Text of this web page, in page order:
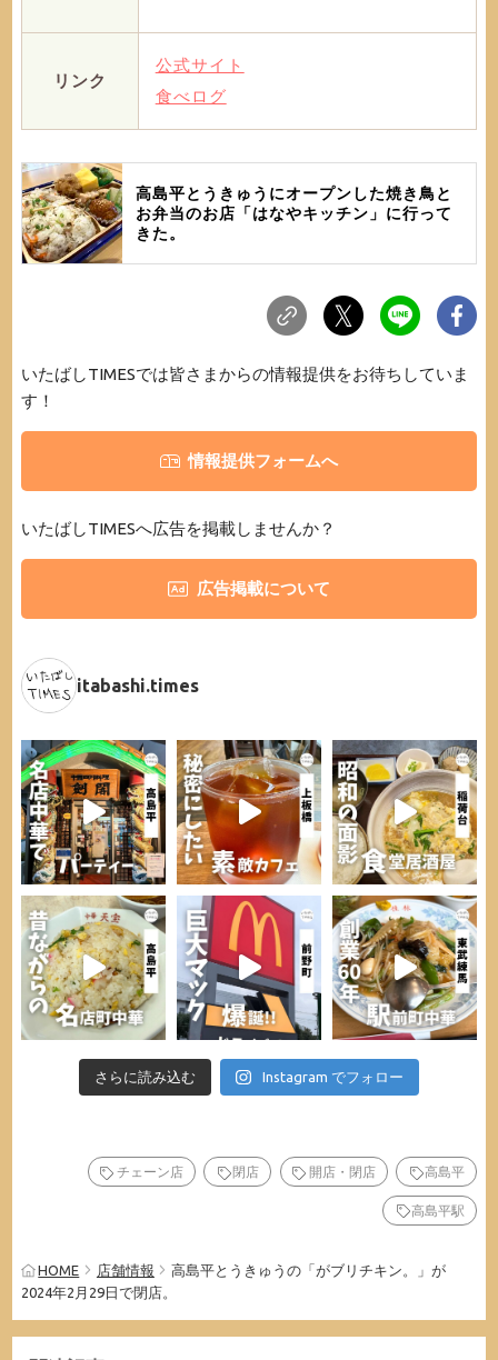
リンク
公式サイト
食べログ
高島平とうきゅうにオープンした焼き鳥と
お弁当のお店「はなやキッチン」に行って
きた。
いたばしTIMESでは皆さまからの情報提供をお待ちしていま
す！
情報提供フォームへ
いたばしTIMESへ広告を掲載しませんか？
広告掲載について
itabashi.times
さらに読み込む Instagram でフォロー
チェーン店 閉店 開店・閉店 高島平
高島平駅
HOME 店舗情報
高島平とうきゅうの「がブリチキン。」が
2024年2月29日で閉店。